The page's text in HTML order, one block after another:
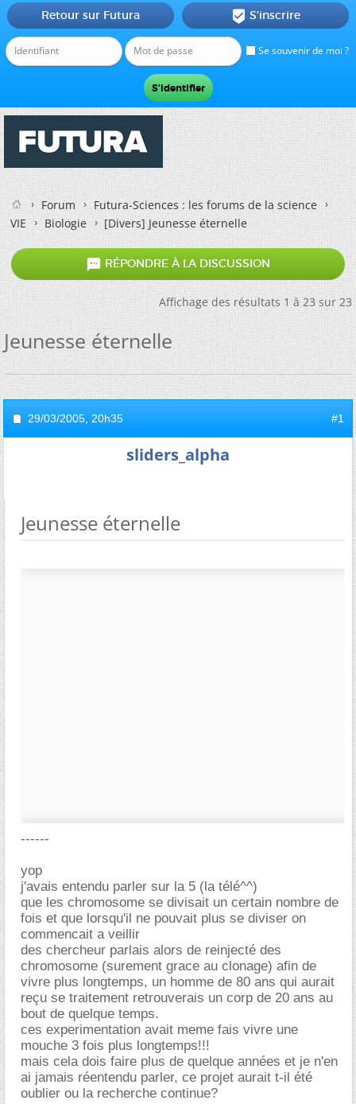
Se souvenir de moi ?
Retour sur Futura  S'inscrire
Forum
Futura-Sciences : les forums de la science
VIE
Biologie [Divers]Jeunesse éternelle
 RÉPONDRE À LA DISCUSSION
Affichage des résultats 1 à 23 sur 23
Jeunesse éternelle
29/03/2005, 20h35 #1
sliders_alpha
Jeunesse éternelle
------
yop
j'avais entendu parler sur la 5 (la télé^^)
que les chromosome se divisait un certain nombre de
fois et que lorsqu'il ne pouvait plus se diviser on
commencait a veillir
des chercheur parlais alors de reinjecté des
chromosome (surement grace au clonage) afin de
vivre plus longtemps, un homme de 80 ans qui aurait
reçu se traitement retrouverais un corp de 20 ans au
bout de quelque temps.
ces experimentation avait meme fais vivre une
mouche 3 fois plus longtemps!!!
mais cela dois faire plus de quelque années et je n'en
ai jamais réentendu parler, ce projet aurait t-il été
oublier ou la recherche continue?